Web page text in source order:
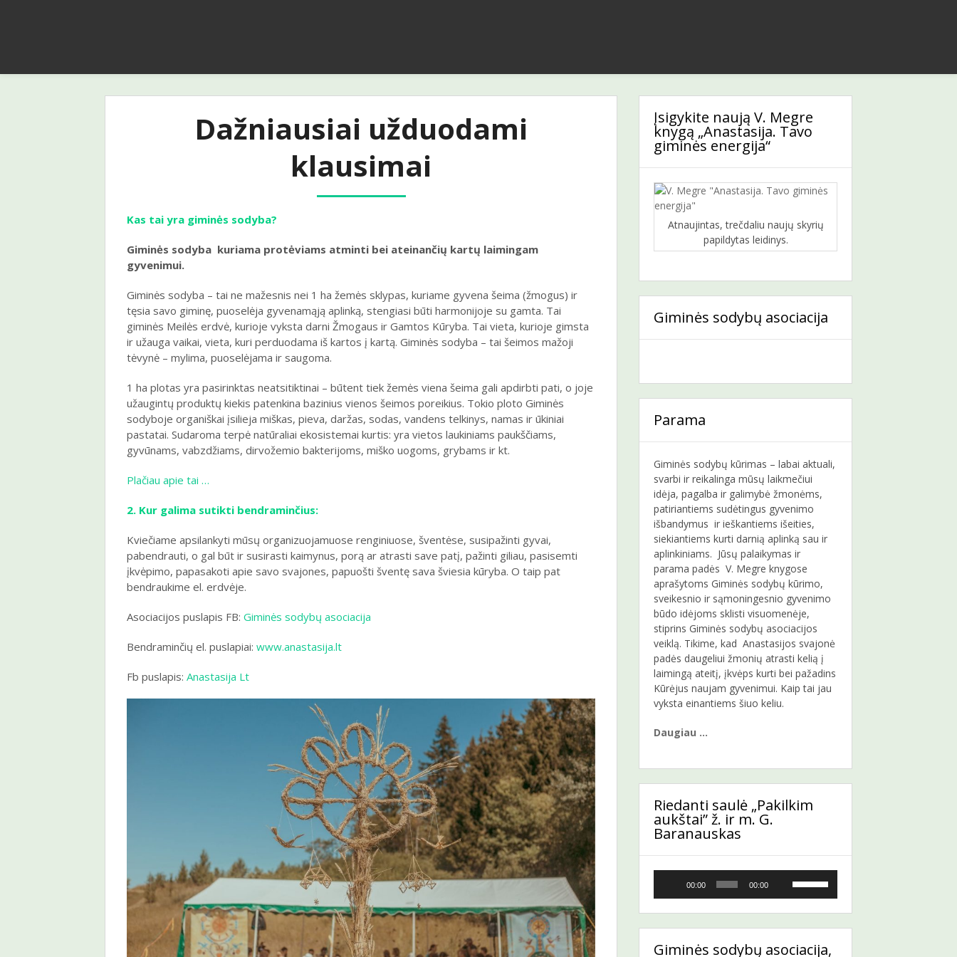
Dažniausiai užduodami
klausimai
Kas tai yra giminės sodyba?
Giminės sodyba kuriama protėviams atminti bei ateinančių kartų laimingam
gyvenimui.
Giminės sodyba – tai ne mažesnis nei 1 ha žemės sklypas, kuriame gyvena šeima (žmogus) ir
tęsia savo giminę, puoselėja gyvenamąją aplinką, stengiasi būti harmonijoje su gamta. Tai
giminės Meilės erdvė, kurioje vyksta darni Žmogaus ir Gamtos Kūryba. Tai vieta, kurioje gimsta
ir užauga vaikai, vieta, kuri perduodama iš kartos į kartą. Giminės sodyba – tai šeimos mažoji
tėvynė – mylima, puoselėjama ir saugoma.
1 ha plotas yra pasirinktas neatsitiktinai – būtent tiek žemės viena šeima gali apdirbti pati, o joje
užaugintų produktų kiekis patenkina bazinius vienos šeimos poreikius. Tokio ploto Giminės
sodyboje organiškai įsilieja miškas, pieva, daržas, sodas, vandens telkinys, namas ir ūkiniai
pastatai. Sudaroma terpė natūraliai ekosistemai kurtis: yra vietos laukiniams paukščiams,
gyvūnams, vabzdžiams, dirvožemio bakterijoms, miško uogoms, grybams ir kt.
Plačiau apie tai …
2. Kur galima sutikti bendraminčius:
Kviečiame apsilankyti mūsų organizuojamuose renginiuose, šventėse, susipažinti gyvai,
pabendrauti, o gal būt ir susirasti kaimynus, porą ar atrasti save patį, pažinti giliau, pasisemti
įkvėpimo, papasakoti apie savo svajones, papuošti šventę sava šviesia kūryba. O taip pat
bendraukime el. erdvėje.
Asociacijos puslapis FB: Giminės sodybų asociacija
Bendraminčių el. puslapiai: www.anastasija.lt
Fb puslapis: Anastasija Lt
Įsigykite naują V. Megre
knygą „Anastasija. Tavo
giminės energija“
Atnaujintas, trečdaliu naujų skyrių
papildytas leidinys.
Giminės sodybų asociacija
Parama
Giminės sodybų kūrimas – labai aktuali,
svarbi ir reikalinga mūsų laikmečiui
idėja, pagalba ir galimybė žmonėms,
patiriantiems sudėtingus gyvenimo
išbandymus ir ieškantiems išeities,
siekiantiems kurti darnią aplinką sau ir
aplinkiniams. Jūsų palaikymas ir
parama padės V. Megre knygose
aprašytoms Giminės sodybų kūrimo,
sveikesnio ir sąmoningesnio gyvenimo
būdo idėjoms sklisti visuomenėje,
stiprins Giminės sodybų asociacijos
veiklą. Tikime, kad Anastasijos svajonė
padės daugeliui žmonių atrasti kelią į
laimingą ateitį, įkvėps kurti bei pažadins
Kūrėjus naujam gyvenimui. Kaip tai jau
vyksta einantiems šiuo keliu.
Daugiau …
Riedanti saulė „Pakilkim
aukštai” ž. ir m. G.
Baranauskas
grotuvas00:00 00:00
ir
Giminės sodybų asociacija,